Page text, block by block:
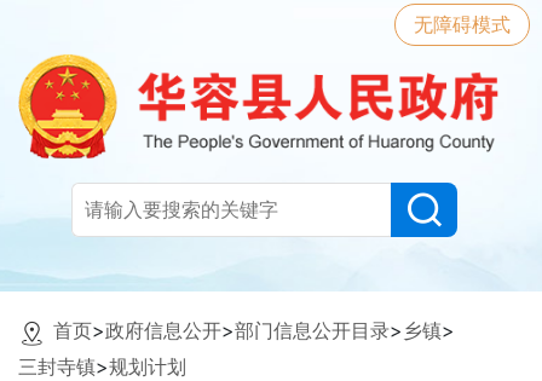
无障碍模式
首页>政府信息公开>部门信息公开目录> 乡镇>
三封寺镇>规划计划